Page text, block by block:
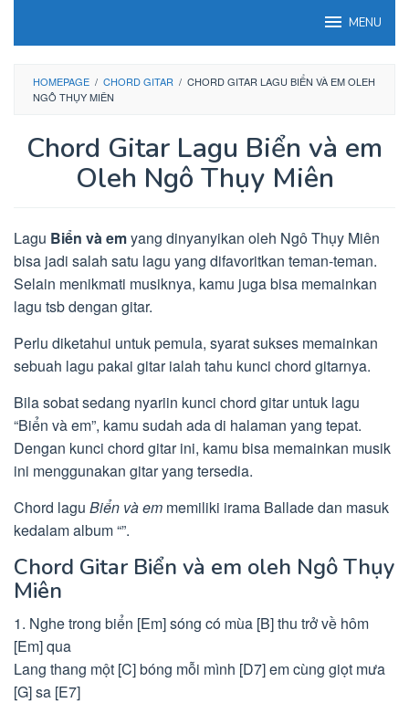
MENU
HOMEPAGE / CHORD GITAR / CHORD GITAR LAGU BIỂN VÀ EM OLEH
NGÔ THỤY MIÊN
Chord Gitar Lagu Biển và em
Oleh Ngô Thụy Miên
Lagu Biển và emyang dinyanyikan oleh Ngô Thụy Miên
bisa jadi salah satu lagu yang difavoritkan teman-teman.
Selain menikmati musiknya, kamu juga bisa memainkan
lagu tsb dengan gitar.
Perlu diketahui untuk pemula, syarat sukses memainkan
sebuah lagu pakai gitar ialah tahu kunci chord gitarnya.
Bila sobat sedang nyariin kunci chord gitar untuk lagu
“Biển và em”, kamu sudah ada di halaman yang tepat.
Dengan kunci chord gitar ini, kamu bisa memainkan musik
ini menggunakan gitar yang tersedia.
Chord lagu Biển và em memiliki irama Ballade dan masuk
kedalam album “”.
Chord Gitar Biển và em oleh Ngô Thụy
Miên
1. Nghe trong biển [Em] sóng có mùa [B] thu trở về hôm
[Em] qua
Lang thang một [C] bóng mỗi mình [D7] em cùng giọt mưa
[G] sa [E7]